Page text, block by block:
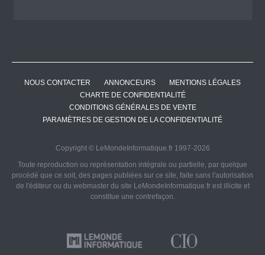
NOUS CONTACTER ANNONCEURS
MENTIONS LÉGALES
CHARTE DE CONFIDENTIALITÉ
CONDITIONS GÉNÉRALES DE VENTE
PARAMÈTRES DE GESTION DE LA CONFIDENTIALITÉ
Copyright © LeMondeInformatique.fr 1997-2026
Toute reproduction ou représentation intégrale ou partielle, par quelque
procédé que ce soit, des pages publiées sur ce site, faite sans l'autorisation
de l'éditeur ou du webmaster du site LeMondeInformatique.fr est illicite et
constitue une contrefaçon.